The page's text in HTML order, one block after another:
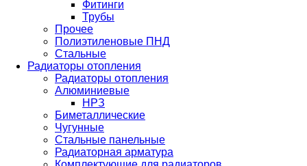
Фитинги
Трубы
Прочее
Полиэтиленовые ПНД
Стальные
Радиаторы отопления
Радиаторы отопления
Алюминиевые
НРЗ
Биметаллические
Чугунные
Стальные панельные
Радиаторная арматура